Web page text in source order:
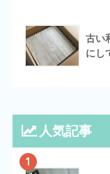
古い
にし
人気記事
1